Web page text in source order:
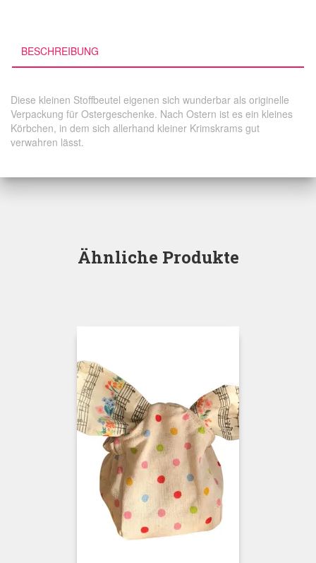
BESCHREIBUNG
Diese kleinen Stoffbeutel eigenen sich wunderbar als originelle
Verpackung für Ostergeschenke. Nach Ostern ist es ein kleines
Körbchen, in dem sich allerhand kleiner Krimskrams gut
verwahren lässt.
Ähnliche Produkte